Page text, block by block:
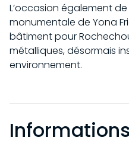
L’occasion également
monumentale de Yona
bâtiment pour
métalliques, désormais
environnement.